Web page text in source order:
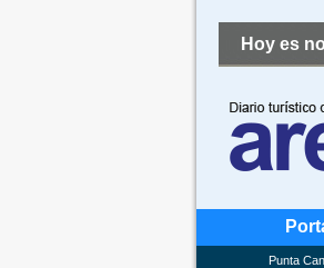
Hoy es
Punta